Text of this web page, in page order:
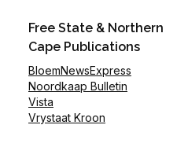
Free State & Northern
Cape Publications
BloemNewsExpress
Noordkaap Bulletin
Vista
Vrystaat Kroon